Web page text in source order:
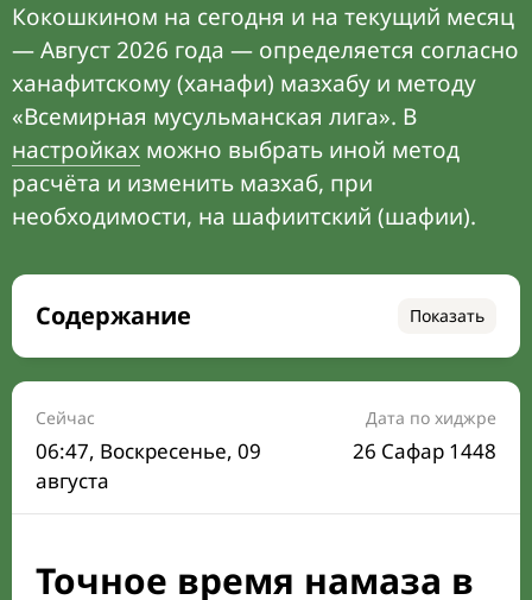
Кокошкином на сегодня и на текущий месяц
— Август 2026 года — определяется согласно
ханафитскому (ханафи) мазхабу и методу
«Всемирная мусульманская лига». В
настройках можно выбрать иной метод
расчёта и изменить мазхаб, при
необходимости, на шафиитский (шафии).
Содержание Показать
Время намаза на сегодня
Расписание на месяц
Время Сухура и Ифтара на сегодня
Календарь рамадана
Направление киблы
Сейчас
06:47, Воскресенье, 09
августа
Дата по хиджре
26 Сафар 1448
Точное время намаза в